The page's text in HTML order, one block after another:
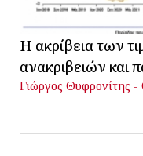
Η ακρίβεια των
ανακριβειών
Γιώργος Θυφρονίτης